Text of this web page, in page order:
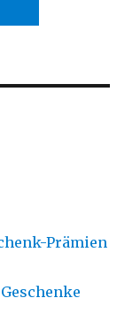
Prämien